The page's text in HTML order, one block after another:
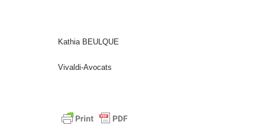
Kathia BEULQUE
Vivaldi-Avocats